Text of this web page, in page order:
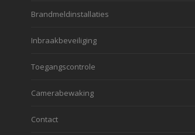
Brandmeldinstallaties
Inbraakbeveiliging
Toegangscontrole
Camerabewaking
Contact